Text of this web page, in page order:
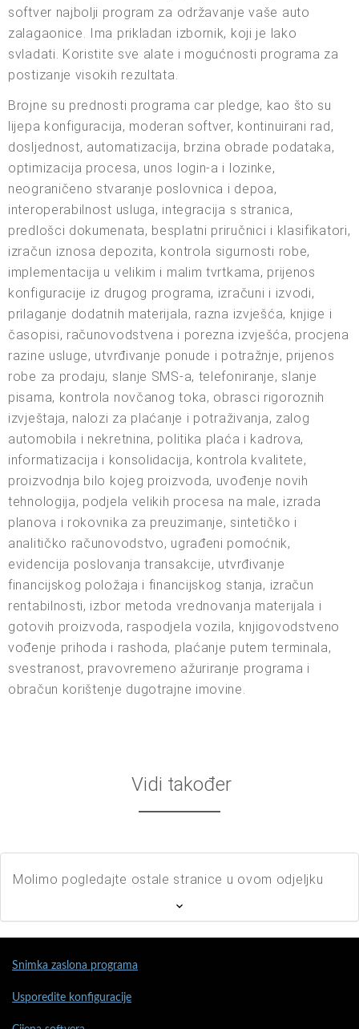
softver najbolji program za održavanje vaše auto
zalagaonice. Ima prikladan izbornik, koji je lako
svladati. Koristite sve alate i mogućnosti programa za
postizanje visokih rezultata.
Brojne su prednosti programa car pledge, kao što su
lijepa konfiguracija, moderan softver, kontinuirani rad,
dosljednost, automatizacija, brzina obrade podataka,
optimizacija procesa, unos login-a i lozinke,
neograničeno stvaranje poslovnica i depoa,
interoperabilnost usluga, integracija s stranica,
predlošci dokumenata, besplatni priručnici i klasifikatori,
izračun iznosa depozita, kontrola sigurnosti robe,
implementacija u velikim i malim tvrtkama, prijenos
konfiguracije iz drugog programa, izračuni i izvodi,
prilaganje dodatnih materijala, razna izvješća, knjige i
časopisi, računovodstvena i porezna izvješća, procjena
razine usluge, utvrđivanje ponude i potražnje, prijenos
robe za prodaju, slanje SMS-a, telefoniranje, slanje
pisama, kontrola novčanog toka, obrasci rigoroznih
izvještaja, nalozi za plaćanje i potraživanja, zalog
automobila i nekretnina, politika plaća i kadrova,
informatizacija i konsolidacija, kontrola kvalitete,
proizvodnja bilo kojeg proizvoda, uvođenje novih
tehnologija, podjela velikih procesa na male, izrada
planova i rokovnika za preuzimanje, sintetičko i
analitičko računovodstvo, ugrađeni pomoćnik,
evidencija poslovanja transakcije, utvrđivanje
financijskog položaja i financijskog stanja, izračun
rentabilnosti, izbor metoda vrednovanja materijala i
gotovih proizvoda, raspodjela vozila, knjigovodstveno
vođenje prihoda i rashoda, plaćanje putem terminala,
svestranost, pravovremeno ažuriranje programa i
obračun korištenje dugotrajne imovine.
Vidi također
Molimo pogledajte ostale stranice u ovom odjeljku
Snimka zaslona programa
Usporedite konfiguracije